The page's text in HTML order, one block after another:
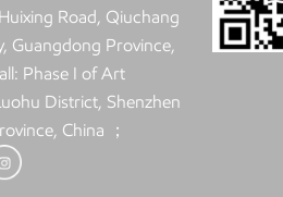
Road, Qiuchang
Guangdong Province,
Phase I of Art
District, Shenzhen
China ；